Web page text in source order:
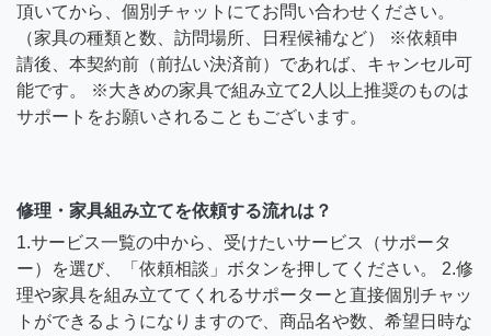
頂いてから、個別チャットにてお問い合わせください。
（家具の種類と数、訪問場所、日程候補など） ※依頼申
請後、本契約前（前払い決済前）であれば、キャンセル可
能です。 ※大きめの家具で組み立て2人以上推奨のものは
サポートをお願いされることもございます。
修理・家具組み立てを依頼する流れは？
1.サービス一覧の中から、受けたいサービス（サポータ
ー）を選び、「依頼相談」ボタンを押してください。 2.修
理や家具を組み立ててくれるサポーターと直接個別チャッ
トができるようになりますので、商品名や数、希望日時な